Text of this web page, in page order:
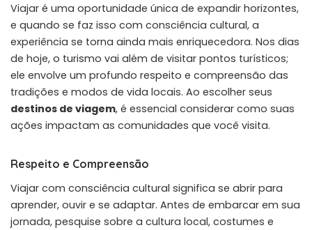
Viajar é uma oportunidade única de expandir horizontes,
e quando se faz isso com consciência cultural, a
experiência se torna ainda mais enriquecedora. Nos dias
de hoje, o turismo vai além de visitar pontos turísticos;
ele envolve um profundo respeito e compreensão das
tradições e modos de vida locais. Ao escolher seus
destinos de viagem, é essencial considerar como suas
ações impactam as comunidades que você visita.
Respeito e Compreensão
Viajar com consciência cultural significa se abrir para
aprender, ouvir e se adaptar. Antes de embarcar em sua
jornada, pesquise sobre a cultura local, costumes e